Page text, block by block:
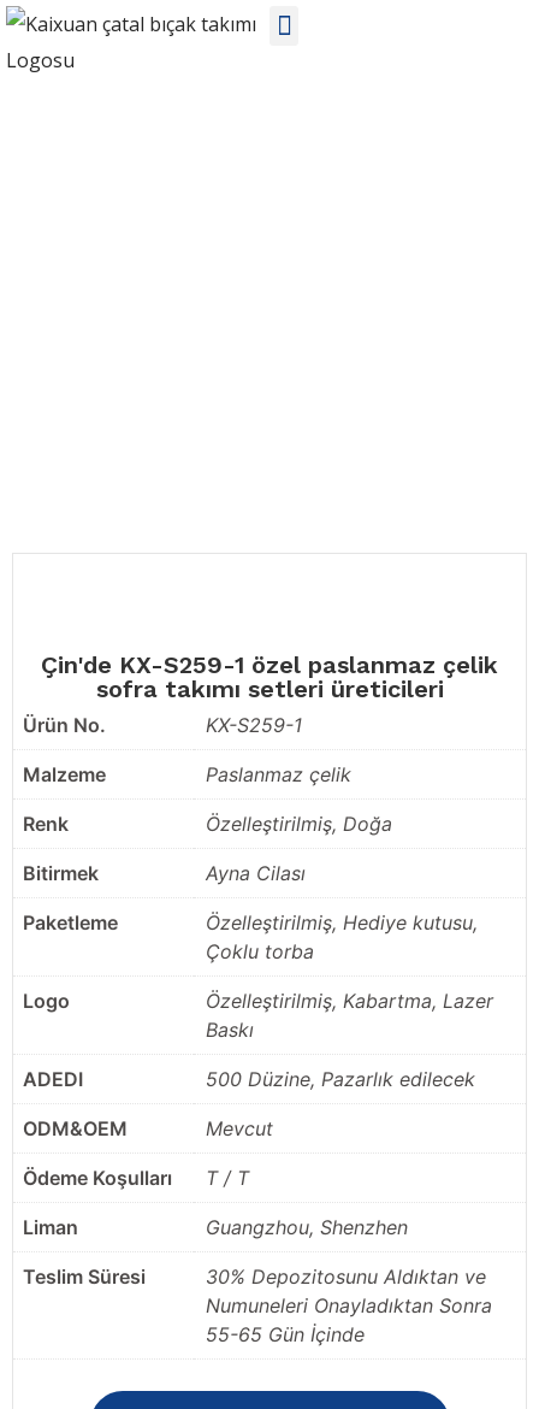
Çin'de KX-S259-1 özel paslanmaz çelik
sofra takımı setleri üreticileri
Ürün No. KX-S259-1
Malzeme Paslanmaz çelik
Renk Özelleştirilmiş, Doğa
Bitirmek Ayna Cilası
Paketleme
Özelleştirilmiş, Hediye kutusu,
Çoklu torba
Logo
Özelleştirilmiş, Kabartma, Lazer
Baskı
ADEDI 500 Düzine, Pazarlık edilecek
ODM&OEM Mevcut
Ödeme Koşulları T / T
Liman Guangzhou, Shenzhen
Teslim Süresi
30% Depozitosunu Aldıktan ve
Numuneleri Onayladıktan Sonra
55-65 Gün İçinde